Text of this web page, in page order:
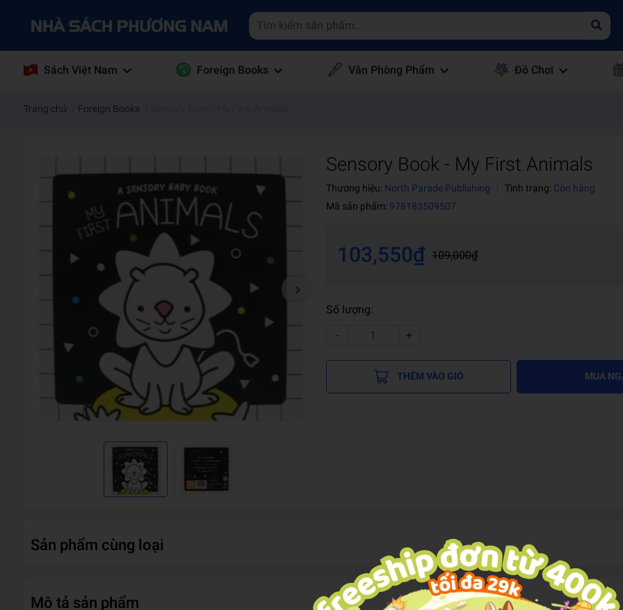
Sách Việt Nam Foreign Books Văn Phòng Phẩm Đồ Chơi
Trang chủ Foreign Books
Sensory Book - My First Animals
Thương hiệu: North Parade Publishing Tình trạng: Còn hàng
Mã sản phẩm: 978183509507
103,550₫ 109,000₫
Số lượng:
-
+
THÊM VÀO GIỎ MUA
Sản phẩm cùng loại
Mô tả sản phẩm